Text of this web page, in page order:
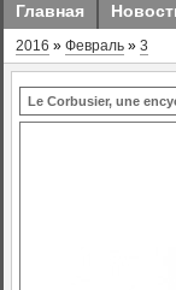
Главная
2016 » Февраль » 3
Le Corbusier, une